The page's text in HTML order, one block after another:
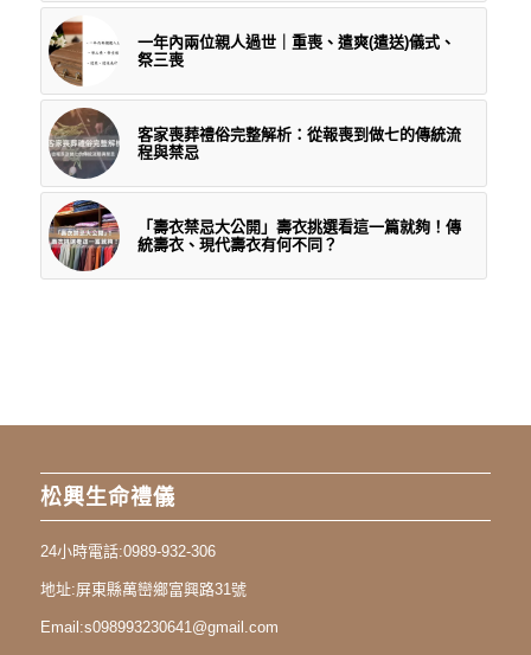
一年內兩位親人過世｜重喪、遣爽(遣送)儀式、
祭三喪
客家喪葬禮俗完整解析：從報喪到做七的傳統流
程與禁忌
「壽衣禁忌大公開」壽衣挑選看這一篇就夠！傳
統壽衣、現代壽衣有何不同？
松興生命禮儀
24小時電話:0989-932-306
地址:屏東縣萬巒鄉富興路31號
Email:s098993230641@gmail.com